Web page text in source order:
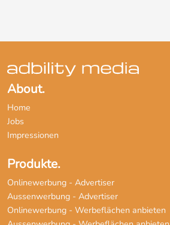
About.
Home
Jobs
Impressionen
Produkte.
Onlinewerbung - Advertiser
Aussenwerbung - Advertiser
Onlinewerbung - Werbeflächen anbieten